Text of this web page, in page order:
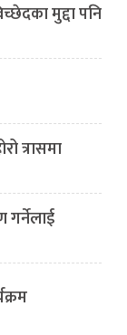
मुद्दा पनि
त्रासमा
गर्नेलाई